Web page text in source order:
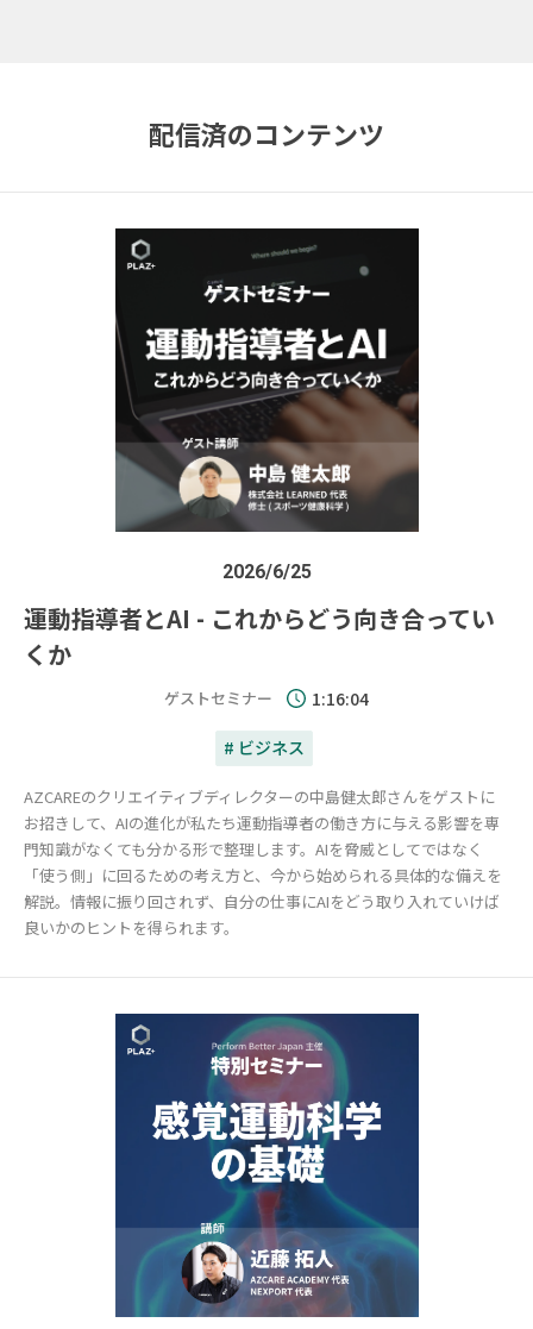
配信済のコンテンツ
2026/6/25
運動指導者とAI - これからどう向き合ってい
くか
ゲストセミナー 1:16:04
# ビジネス
AZCAREのクリエイティブディレクターの中島健太郎さんをゲストに
お招きして、AIの進化が私たち運動指導者の働き方に与える影響を専
門知識がなくても分かる形で整理します。AIを脅威としてではなく
「使う側」に回るための考え方と、今から始められる具体的な備えを
解説。情報に振り回されず、自分の仕事にAIをどう取り入れていけば
良いかのヒントを得られます。